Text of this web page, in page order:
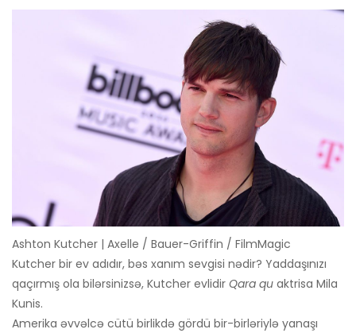
Ashton Kutcher | Axelle / Bauer-Griffin / FilmMagic
Kutcher bir ev adıdır, bəs xanım sevgisi nədir? Yaddaşınızı
qaçırmış ola bilərsinizsə, Kutcher evlidir Qara qu aktrisa Mila
Kunis.
Amerika əvvəlcə cütü birlikdə gördü bir-birləriylə yanaşı